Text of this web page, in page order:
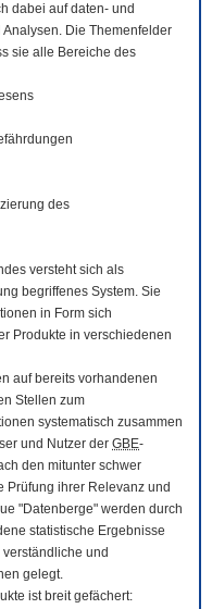
dabei auf daten- und
Die Themenfelder
sie alle Bereiche des
des
versteht sich als
begriffenes System. Sie
in Form sich
Produkte in verschiedenen
auf bereits vorhandenen
Stellen zum
systematisch zusammen
und Nutzer der GBE-
den mitunter schwer
ihrer Relevanz und
"Datenberge" werden durch
statistische Ergebnisse
und
gelegt.
ist breit gefächert: